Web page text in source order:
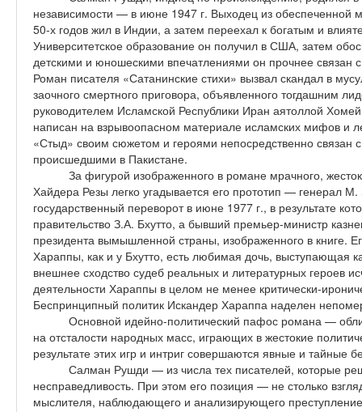
независимости — в июне 1947 г. Выходец из обеспеченной
50-х годов жил в Индии, а затем переехал к богатым и
Университетское образование он получил в США, затем
детскими и юношескими впечатлениями он прочнее связан
Роман писателя «Сатанинские стихи» вызвал скандал в
заочного смертного приговора, объявленного тогдашним
руководителем Исламской Республики Иран аятоллой
написан на взрывоопасном материале исламских мифов и
«Стыд» своим сюжетом и героями непосредственно связан
происшедшими в Пакистане.
За фигурой изображенного в романе мрачного,
Хайдера Резы легко угадывается его прототип — генерал
государственный переворот в июне 1977 г., в результате
правительство З.А. Бхутто, а бывший премьер-министр
президента вымышленной страны, изображенного в книге.
Хараппы, как и у Бхутто, есть любимая дочь, выступающая
внешнее сходство судеб реальных и литературных героев
деятельности Хараппы в целом не менее критически-
Беспринципный политик Искандер Хараппа наделен
Основной идейно-политический пафос романа —
на отсталости народных масс, играющих в жестокие
результате этих игр и интриг совершаются явные и тайные
Салман Рушди — из числа тех писателей, которые
несправедливость. При этом его позиция — не столько
мыслителя, наблюдающего и анализирующего